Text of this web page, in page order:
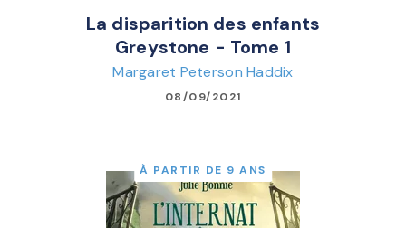
La disparition des enfants
Greystone - Tome 1
Margaret Peterson Haddix
08/09/2021
À PARTIR DE 9 ANS